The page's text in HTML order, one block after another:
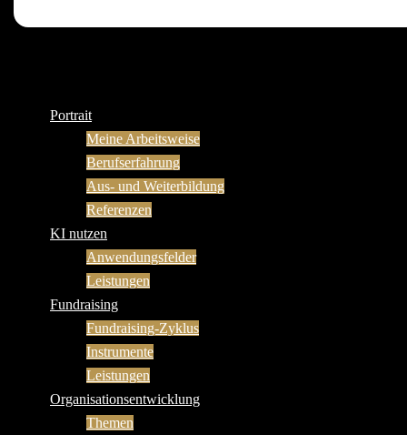
Portrait
Meine Arbeitsweise
Berufserfahrung
Aus- und Weiterbildung
Referenzen
KI nutzen
Anwendungsfelder
Leistungen
Fundraising
Fundraising-Zyklus
Instrumente
Leistungen
Organisationsentwicklung
Themen